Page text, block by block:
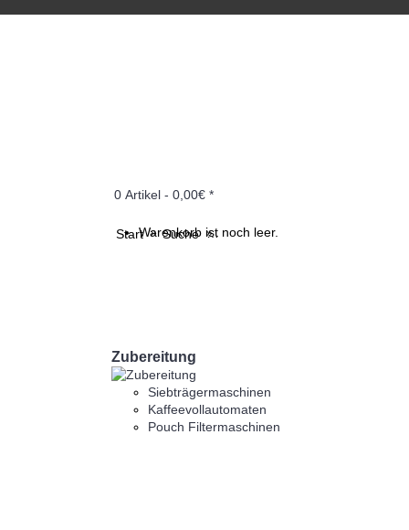
0 Artikel - 0,00€ *
Warenkorb ist noch leer.
Zubereitung
Siebträgermaschinen
Kaffeevollautomaten
Pouch Filtermaschinen
Start Suche Zumex - Versatile Pro Podium